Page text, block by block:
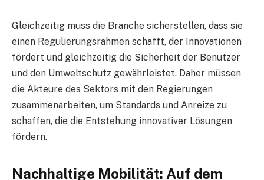
Gleichzeitig muss die Branche sicherstellen, dass sie
einen Regulierungsrahmen schafft, der Innovationen
fördert und gleichzeitig die Sicherheit der Benutzer
und den Umweltschutz gewährleistet. Daher müssen
die Akteure des Sektors mit den Regierungen
zusammenarbeiten, um Standards und Anreize zu
schaffen, die die Entstehung innovativer Lösungen
fördern.
Nachhaltige Mobilität: Auf dem